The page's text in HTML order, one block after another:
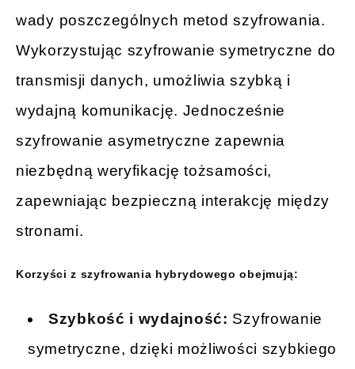
wady poszczególnych metod szyfrowania.
Wykorzystując szyfrowanie symetryczne do
transmisji danych, umożliwia szybką i
wydajną komunikację. Jednocześnie
szyfrowanie asymetryczne zapewnia
niezbędną weryfikację tożsamości,
zapewniając bezpieczną interakcję między
stronami.
Korzyści z szyfrowania hybrydowego obejmują:
Szybkość i wydajność: Szyfrowanie
symetryczne, dzięki możliwości szybkiego